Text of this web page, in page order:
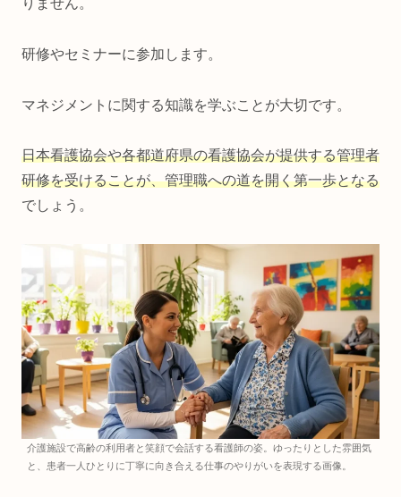
りません。
研修やセミナーに参加します。
マネジメントに関する知識を学ぶことが大切です。
日本看護協会や各都道府県の看護協会が提供する管理者
研修を受けることが、管理職への道を開く第一歩となる
でしょう。
介護施設で高齢の利用者と笑顔で会話する看護師の姿。ゆったりとした雰囲気
と、患者一人ひとりに丁寧に向き合える仕事のやりがいを表現する画像。